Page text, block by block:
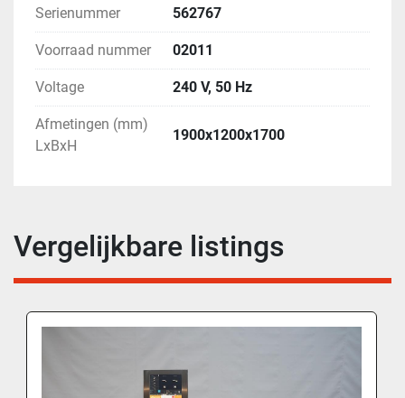
Serienummer 562767
Voorraad nummer 02011
Voltage 240 V, 50 Hz
Afmetingen (mm)
LxBxH
1900x1200x1700
Vergelijkbare listings